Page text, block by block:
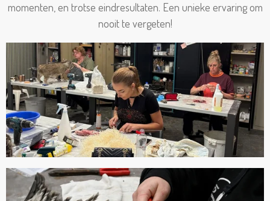
momenten, en trotse eindresultaten. Een unieke ervaring om
nooit te vergeten!